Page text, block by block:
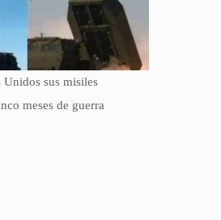
Unidos sus misiles
meses de guerra